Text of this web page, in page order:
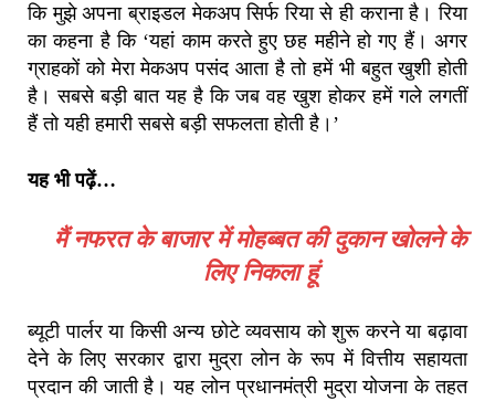
कि मुझे अपना ब्राइडल मेकअप सिर्फ रिया से ही कराना है। रिया
का कहना है कि ‘यहां काम करते हुए छह महीने हो गए हैं। अगर
ग्राहकों को मेरा मेकअप पसंद आता है तो हमें भी बहुत खुशी होती
है। सबसे बड़ी बात यह है कि जब वह खुश होकर हमें गले लगतीं
हैं तो यही हमारी सबसे बड़ी सफलता होती है।’
यह भी पढ़ें…
मैं नफरत के बाजार में मोहब्बत की दुकान खोलने के
लिए निकला हूं
ब्यूटी पार्लर या किसी अन्य छोटे व्यवसाय को शुरू करने या बढ़ावा
देने के लिए सरकार द्वारा मुद्रा लोन के रूप में वित्तीय सहायता
प्रदान की जाती है। यह लोन प्रधानमंत्री मुद्रा योजना के तहत